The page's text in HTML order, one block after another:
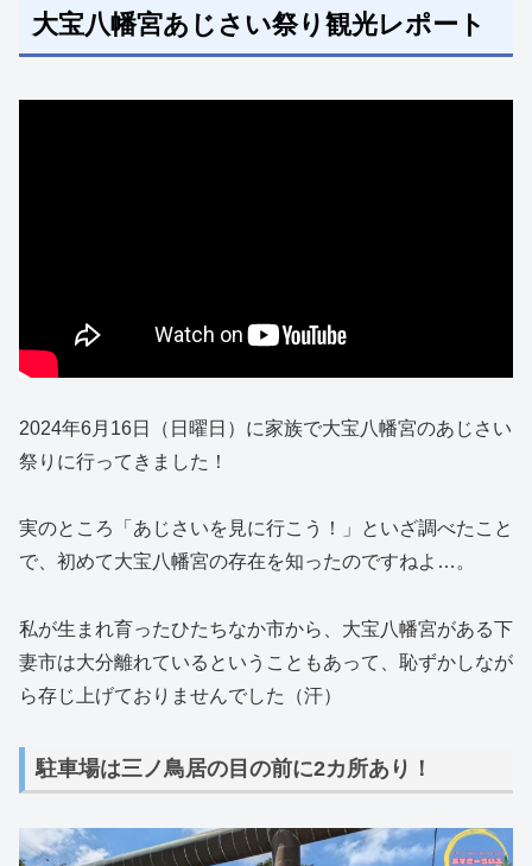
大宝八幡宮あじさい祭り観光レポート
2024年6月16日（日曜日）に家族で大宝八幡宮のあじさい
祭りに行ってきました！
実のところ「あじさいを見に行こう！」といざ調べたこと
で、初めて大宝八幡宮の存在を知ったのですねよ…。
私が生まれ育ったひたちなか市から、大宝八幡宮がある下
妻市は大分離れているということもあって、恥ずかしなが
ら存じ上げておりませんでした（汗）
駐車場は三ノ鳥居の目の前に2カ所あり！